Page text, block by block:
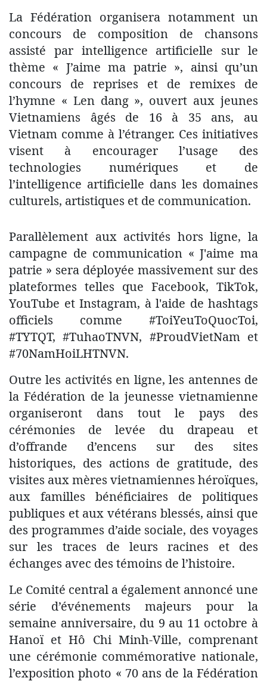
​La Fédération organisera notamment un
concours de composition de chansons
assisté par intelligence artificielle sur le
thème « J’aime ma patrie », ainsi qu’un
concours de reprises et de remixes de
l’hymne « Len dang », ouvert aux jeunes
Vietnamiens âgés de 16 à 35 ans, au
Vietnam comme à l’étranger. Ces initiatives
visent à encourager l’usage des
technologies numériques et de
l’intelligence artificielle dans les domaines
culturels, artistiques et de communication.
Parallèlement aux activités hors ligne, la
campagne de communication « J'aime ma
patrie » sera déployée massivement sur des
plateformes telles que Facebook, TikTok,
YouTube et Instagram, à l'aide de hashtags
officiels comme #ToiYeuToQuocToi,
#TYTQT, #TuhaoTNVN, #ProudVietNam et
#70NamHoiLHTNVN.
Outre les activités en ligne, les antennes de
la Fédération de la jeunesse vietnamienne
organiseront dans tout le pays des
cérémonies de levée du drapeau et
d’offrande d’encens sur des sites
historiques, des actions de gratitude, des
visites aux mères vietnamiennes héroïques,
aux familles bénéficiaires de politiques
publiques et aux vétérans blessés, ainsi que
des programmes d’aide sociale, des voyages
sur les traces de leurs racines et des
échanges avec des témoins de l’histoire.
Le Comité central a également annoncé une
série d’événements majeurs pour la
semaine anniversaire, du 9 au 11 octobre à
Hanoï et Hô Chi Minh-Ville, comprenant
une cérémonie commémorative nationale,
l’exposition photo « 70 ans de la Fédération